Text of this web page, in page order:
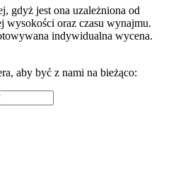
gdyż jest ona uzależniona od
wysokości oraz czasu wynajmu.
indywidualna wycena.
aby być z nami na bieżąco: